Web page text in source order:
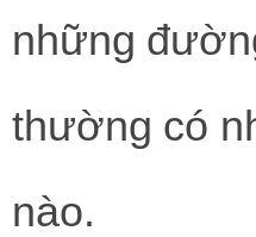
những
thường có
nào.